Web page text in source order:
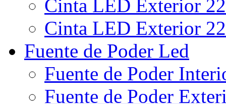
Cinta LED Exterior
Cinta LED Exterior
Fuente de Poder Led
Fuente de Poder
Fuente de Poder